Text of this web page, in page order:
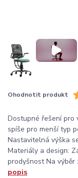
Ohodnotit produkt
Dostupné řešení pro
spíše pro menší typ
Nastavitelná výška
Materiály a design:
prodyšnost Na výběr
popis